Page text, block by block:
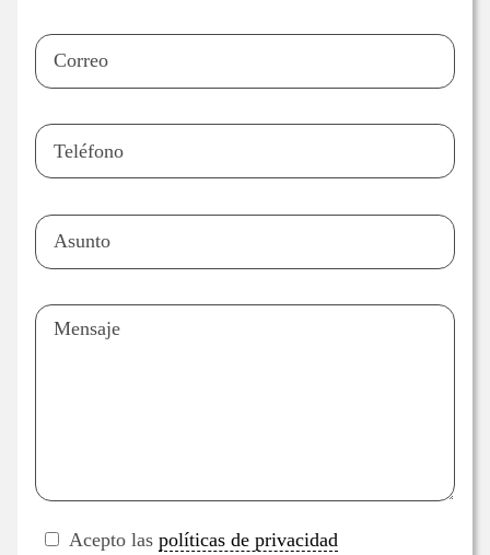
Acepto las políticas de privacidad